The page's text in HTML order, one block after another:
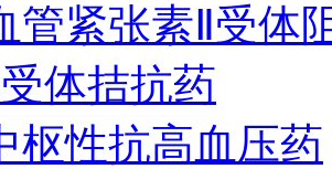
管紧张素Ⅱ受体
体拮抗药
枢性抗高血压药